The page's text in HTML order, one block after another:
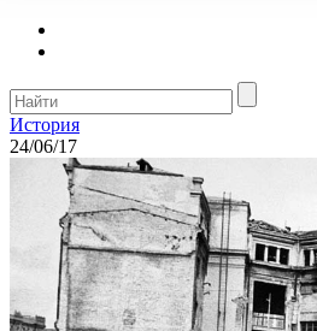
История
24/06/17